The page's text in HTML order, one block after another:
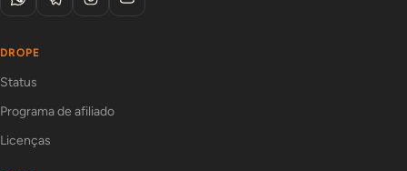
DROPE
Status
Programa de afiliado
Licenças